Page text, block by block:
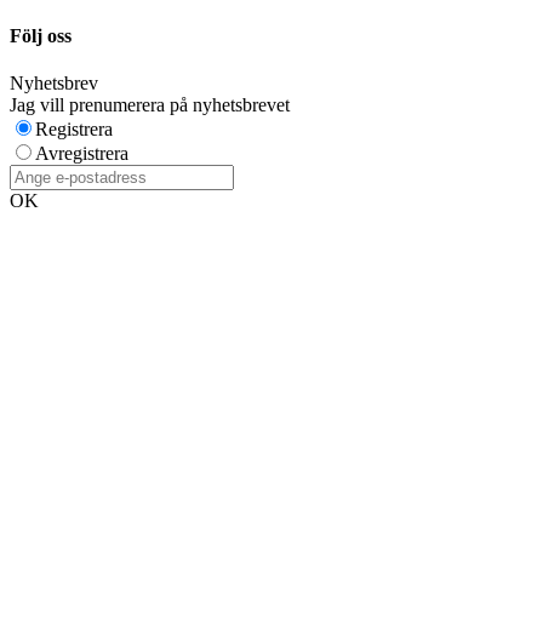
Följ oss
Nyhetsbrev
Jag vill prenumerera på nyhetsbrevet
Registrera
Avregistrera
OK